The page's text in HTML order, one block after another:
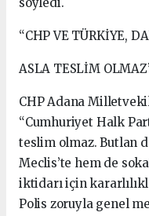
“CHP VE TÜRKİYE,
ASLA TESLİM
CHP Adana
“Cumhuriyet Halk
teslim olmaz. Butlan
Meclis’te hem de
iktidarı için
Polis zoruyla genel